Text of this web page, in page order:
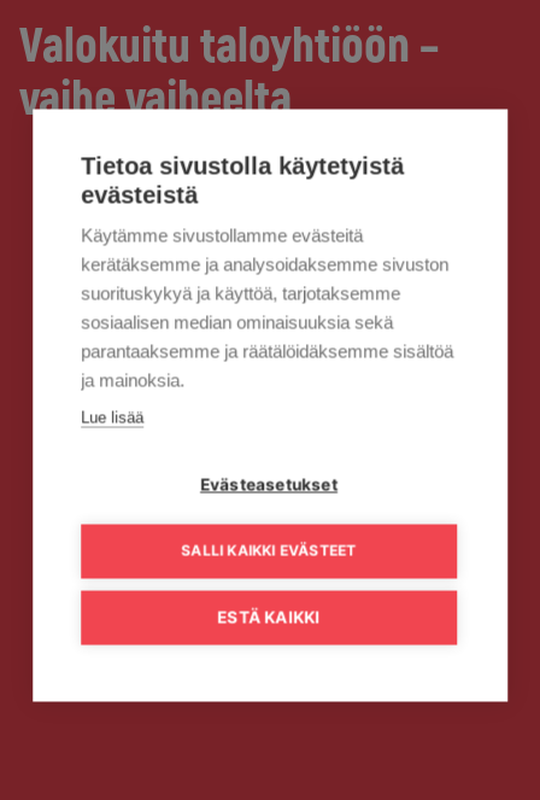
Valokuitu taloyhtiöön –
vaihe vaiheelta
Tietoa sivustolla käytetyistä
evästeistä
Käytämme sivustollamme evästeitä
kerätäksemme ja analysoidaksemme sivuston
suorituskykyä ja käyttöä, tarjotaksemme
sosiaalisen median ominaisuuksia sekä
parantaaksemme ja räätälöidäksemme sisältöä
ja mainoksia.
Lue lisää
Evästeasetukset
SALLI KAIKKI EVÄSTEET
ESTÄ KAIKKI